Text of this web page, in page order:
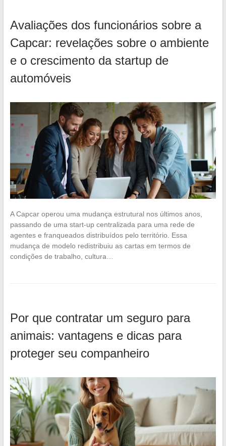
Avaliações dos funcionários sobre a
Capcar: revelações sobre o ambiente
e o crescimento da startup de
automóveis
A Capcar operou uma mudança estrutural nos últimos anos,
passando de uma start-up centralizada para uma rede de
agentes e franqueados distribuídos pelo território. Essa
mudança de modelo redistribuiu as cartas em termos de
condições de trabalho, cultura…
Por que contratar um seguro para
animais: vantagens e dicas para
proteger seu companheiro